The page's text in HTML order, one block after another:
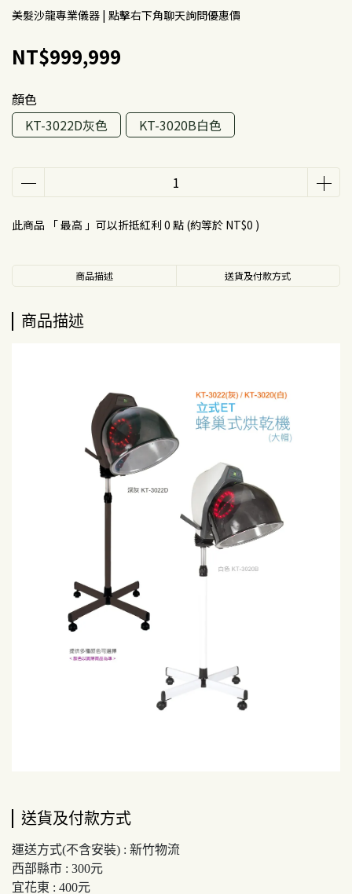
美髮沙龍專業儀器 | 點擊右下角聊天詢問優惠價
NT$999,999
顏色
KT-3022D灰色
KT-3020B白色
此商品 「 最高 」可以折抵紅利 0 點 (約等於 NT$0 )
商品描述 送貨及付款方式
商品描述
送貨及付款方式
運送方式(不含安裝) : 新竹物流
西部縣市 : 300元
宜花東 : 400元